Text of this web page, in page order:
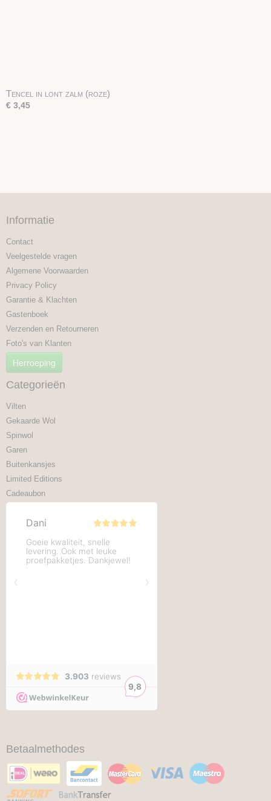
Tencel in lont zalm (roze)
€ 3,45
Informatie
Contact
Veelgestelde vragen
Algemene Voorwaarden
Privacy Policy
Garantie & Klachten
Gastenboek
Verzenden en Retourneren
Foto's van Klanten
Herroeping
Categorieën
Vilten
Gekaarde Wol
Spinwol
Garen
Buitenkansjes
Limited Editions
Cadeaubon
Betaalmethodes